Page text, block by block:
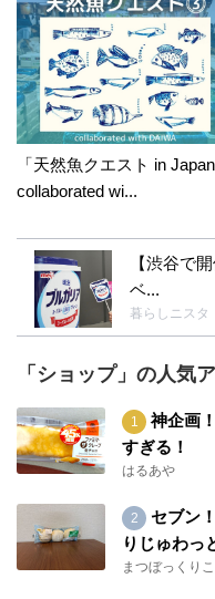
「天然魚クエスト in Japan
collaborated wi...
【渋谷で
ベ...
暮らしニスタ
「ショップ」の人気
神企画
すぎる！
はるあや
セブン
りじゅわっ
まつぼっくりこ